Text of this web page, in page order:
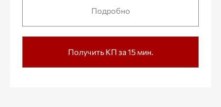
Подробно
Получить КП за 15 мин.